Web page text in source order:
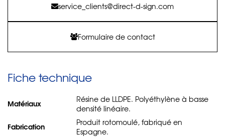
service_clients@direct-d-sign.com
Formulaire de contact
Fiche technique
Matériaux
Résine de LLDPE. Polyéthylène à basse
densité linéaire.
Fabrication
Produit rotomoulé, fabriqué en
Espagne.